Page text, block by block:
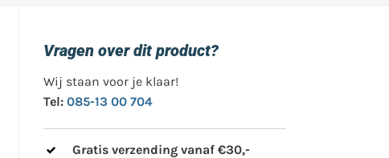
Vragen over dit product?
Wij staan voor je klaar!
Tel: 085-13 00 704
Gratis verzending vanaf €30,-